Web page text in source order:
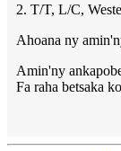
2. T/T, L/C,
Ahoana ny
Amin'ny
Fa raha betsaka